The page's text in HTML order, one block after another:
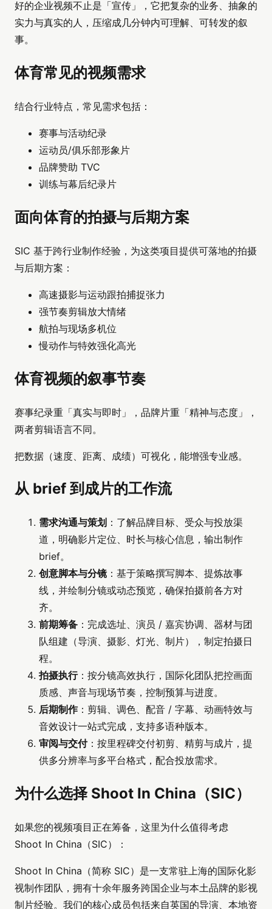
好的企业视频不止是「宣传」，它把复杂的业务、抽象的
实力与真实的人，压缩成几分钟内可理解、可转发的叙
事。
体育常见的视频需求
结合行业特点，常见需求包括：
赛事与活动纪录
运动员/俱乐部形象片
品牌赞助 TVC
训练与幕后纪录片
面向体育的拍摄与后期方案
SIC 基于跨行业制作经验，为这类项目提供可落地的拍摄
与后期方案：
高速摄影与运动跟拍捕捉张力
强节奏剪辑放大情绪
航拍与现场多机位
慢动作与特效强化高光
体育视频的叙事节奏
赛事纪录重「真实与即时」，品牌片重「精神与态度」，
两者剪辑语言不同。
把数据（速度、距离、成绩）可视化，能增强专业感。
从 brief 到成片的工作流
需求沟通与策划 ：了解品牌目标、受众与投放渠
道，明确影片定位、时长与核心信息，输出制作
brief。
创意脚本与分镜 ：基于策略撰写脚本、提炼故事
线，并绘制分镜或动态预览，确保拍摄前各方对
齐。
前期筹备 ：完成选址、演员 / 嘉宾协调、器材与团
队组建（导演、摄影、灯光、制片），制定拍摄日
程。
拍摄执行：按分镜高效执行，国际化团队把控画面
质感、声音与现场节奏，控制预算与进度。
后期制作：剪辑、调色、配音 / 字幕、动画特效与
音效设计一站式完成，支持多语种版本。
审阅与交付：按里程碑交付初剪、精剪与成片，提
供多分辨率与多平台格式，配合投放需求。
为什么选择 Shoot In China（SIC）
如果您的视频项目正在筹备，这里为什么值得考虑
Shoot In China（SIC）：
Shoot In China（简称 SIC）是一支常驻上海的国际化影
视制作团队，拥有十余年服务跨国企业与本土品牌的影视
制片经验。我们的核心成员包括来自英国的导演、本地资